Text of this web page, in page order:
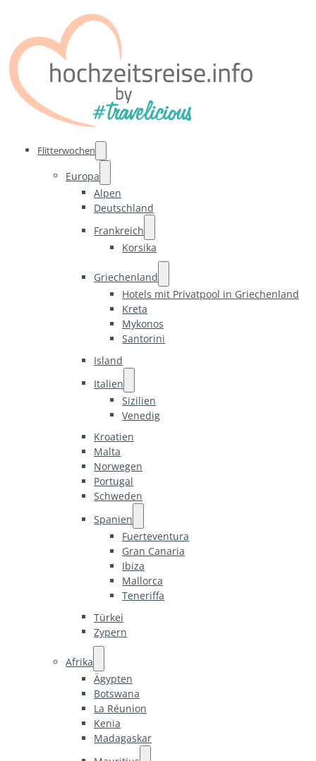
Flitterwochen
Europa
Alpen
Deutschland
Frankreich
Korsika
Griechenland
Hotels mit Privatpool in Griechenland
Kreta
Mykonos
Santorini
Island
Italien
Sizilien
Venedig
Kroatien
Malta
Norwegen
Portugal
Schweden
Spanien
Fuerteventura
Gran Canaria
Ibiza
Mallorca
Teneriffa
Türkei
Zypern
Afrika
Ägypten
Botswana
La Réunion
Kenia
Madagaskar